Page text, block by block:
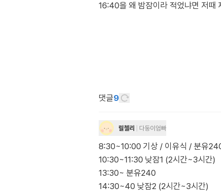
16:40을 왜 밤잠이라 적었냐면 저때
댓글9
릴첼리 다둥이엄빠
8:30~10:00 기상 / 이유식 / 분유
10:30~11:30 낮잠1 (2시간~3시간)
13:30~ 분유240
14:30~40 낮잠2 (2시간~3시간)